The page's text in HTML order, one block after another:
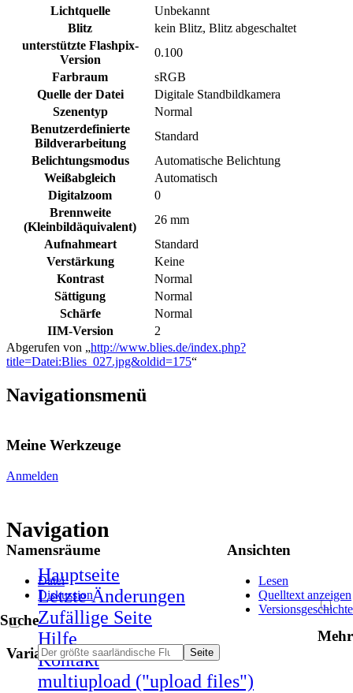
Lichtquelle
Unbekannt
Blitz
kein Blitz, Blitz abgeschaltet
unterstützte Flashpix-
Version
0.100
Farbraum
sRGB
Quelle der Datei
Digitale Standbildkamera
Szenentyp
Normal
Benutzerdefinierte
Bildverarbeitung
Standard
Belichtungsmodus
Automatische Belichtung
Weißabgleich
Automatisch
Digitalzoom
0
Brennweite
(Kleinbildäquivalent)
26 mm
Aufnahmeart
Standard
Verstärkung
Keine
Kontrast
Normal
Sättigung
Normal
Schärfe
Normal
IIM-Version
2
Abgerufen von „http://www.blies.de/index.php?
title=Datei:Blies_027.jpg&oldid=175“
Navigationsmenü
Meine Werkzeuge
Anmelden
Namensräume
Datei
Diskussion
Varianten
Ansichten
Lesen
Quelltext anzeigen
Versionsgeschichte
Mehr
Suche
Navigation
Hauptseite
Letzte Änderungen
Zufällige Seite
Hilfe
Kontakt
multiupload ("upload files")